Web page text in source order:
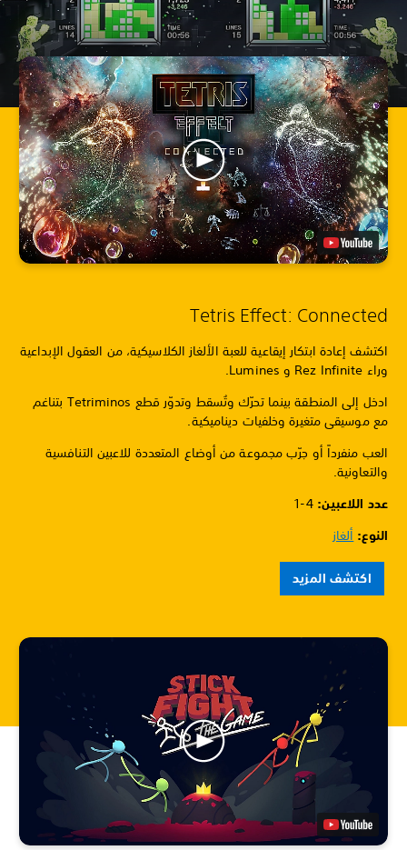
Tetris Effect: Connected
اكتشف إعادة ابتكار إيقاعية للعبة الألغاز الكلاسيكية، من العقول الإبداعية
وراء Rez Infinite و Lumines.
ادخل إلى المنطقة بينما تحرّك وتُسقط وتدوّر قطع Tetriminos بتناغم
مع موسيقى متغيرة وخلفيات ديناميكية.
العب منفرداً أو جرّب مجموعة من أوضاع المتعددة للاعبين التنافسية
والتعاونية.
عدد اللاعبين: ‏1-4
النوع: ألغاز
اكتشف المزيد